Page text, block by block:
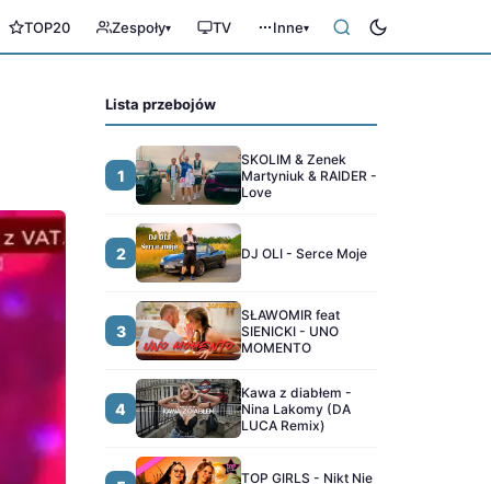
TOP20 Zespoły▾ TV Inne▾
Lista przebojów
1
SKOLIM & Zenek
Martyniuk & RAIDER -
Love
2 DJ OLI - Serce Moje
3
SŁAWOMIR feat
SIENICKI - UNO
MOMENTO
4
Kawa z diabłem -
Nina Lakomy (DA
LUCA Remix)
TOP GIRLS - Nikt Nie